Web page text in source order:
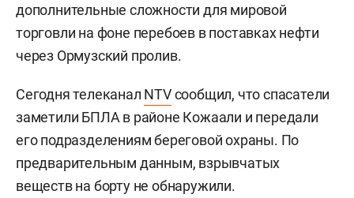
дополнительные сложности для мировой
торговли на фоне перебоев в поставках нефти
через Ормузский пролив.
Сегодня телеканал NTVсообщил, что спасатели
заметили БПЛА в районе Кожаали и передали
его подразделениям береговой охраны. По
предварительным данным, взрывчатых
веществ на борту не обнаружили.